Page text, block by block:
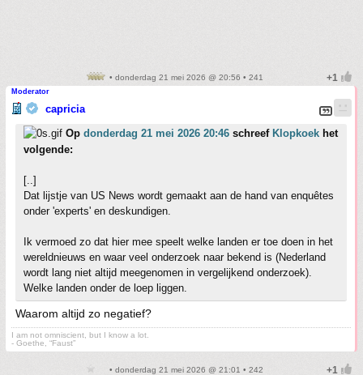
• donderdag 21 mei 2026 @ 20:56 • 241
Moderator
capricia
Op donderdag 21 mei 2026 20:46 schreef Klopkoek het
volgende:
[..]
Dat lijstje van US News wordt gemaakt aan de hand van enquêtes
onder 'experts' en deskundigen.
Ik vermoed zo dat hier mee speelt welke landen er toe doen in het
wereldnieuws en waar veel onderzoek naar bekend is (Nederland
wordt lang niet altijd meegenomen in vergelijkend onderzoek).
Welke landen onder de loep liggen.
Waarom altijd zo negatief?
I am not omniscient, but I know a lot.
- Goethe, “Faust”
• donderdag 21 mei 2026 @ 21:01 • 242